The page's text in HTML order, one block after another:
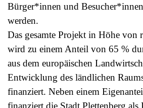
Bürger*innen und
werden.
Das gesamte Projekt in Höhe von
wird zu einem Anteil von 65 %
aus dem europäischen
Entwicklung des ländlichen
finanziert. Neben einem
finanziert die Stadt Plettenberg als